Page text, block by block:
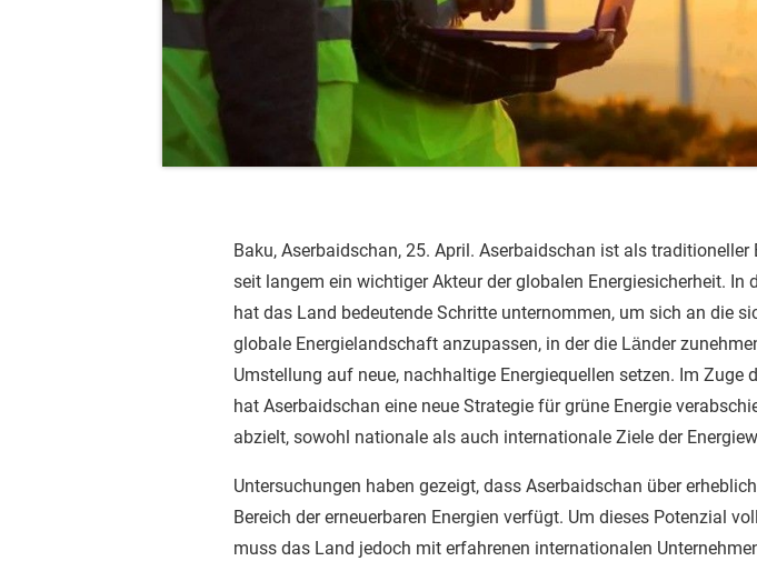
Baku, Aserbaidschan, 25. April. Aserbaidschan ist als traditioneller
seit langem ein wichtiger Akteur der globalen Energiesicherheit. In
hat das Land bedeutende Schritte unternommen, um sich an die
globale Energielandschaft anzupassen, in der die Länder
Umstellung auf neue, nachhaltige Energiequellen setzen. Im Zuge
hat Aserbaidschan eine neue Strategie für grüne Energie
abzielt, sowohl nationale als auch internationale Ziele der
Untersuchungen haben gezeigt, dass Aserbaidschan über
Bereich der erneuerbaren Energien verfügt. Um dieses Potenzial
muss das Land jedoch mit erfahrenen internationalen